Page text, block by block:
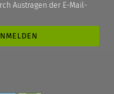
Austragen der E-Mail-